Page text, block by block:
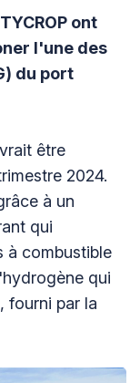
ont
l'une des
du port
être
2024.
à un
qui
à combustible
qui
fourni par la